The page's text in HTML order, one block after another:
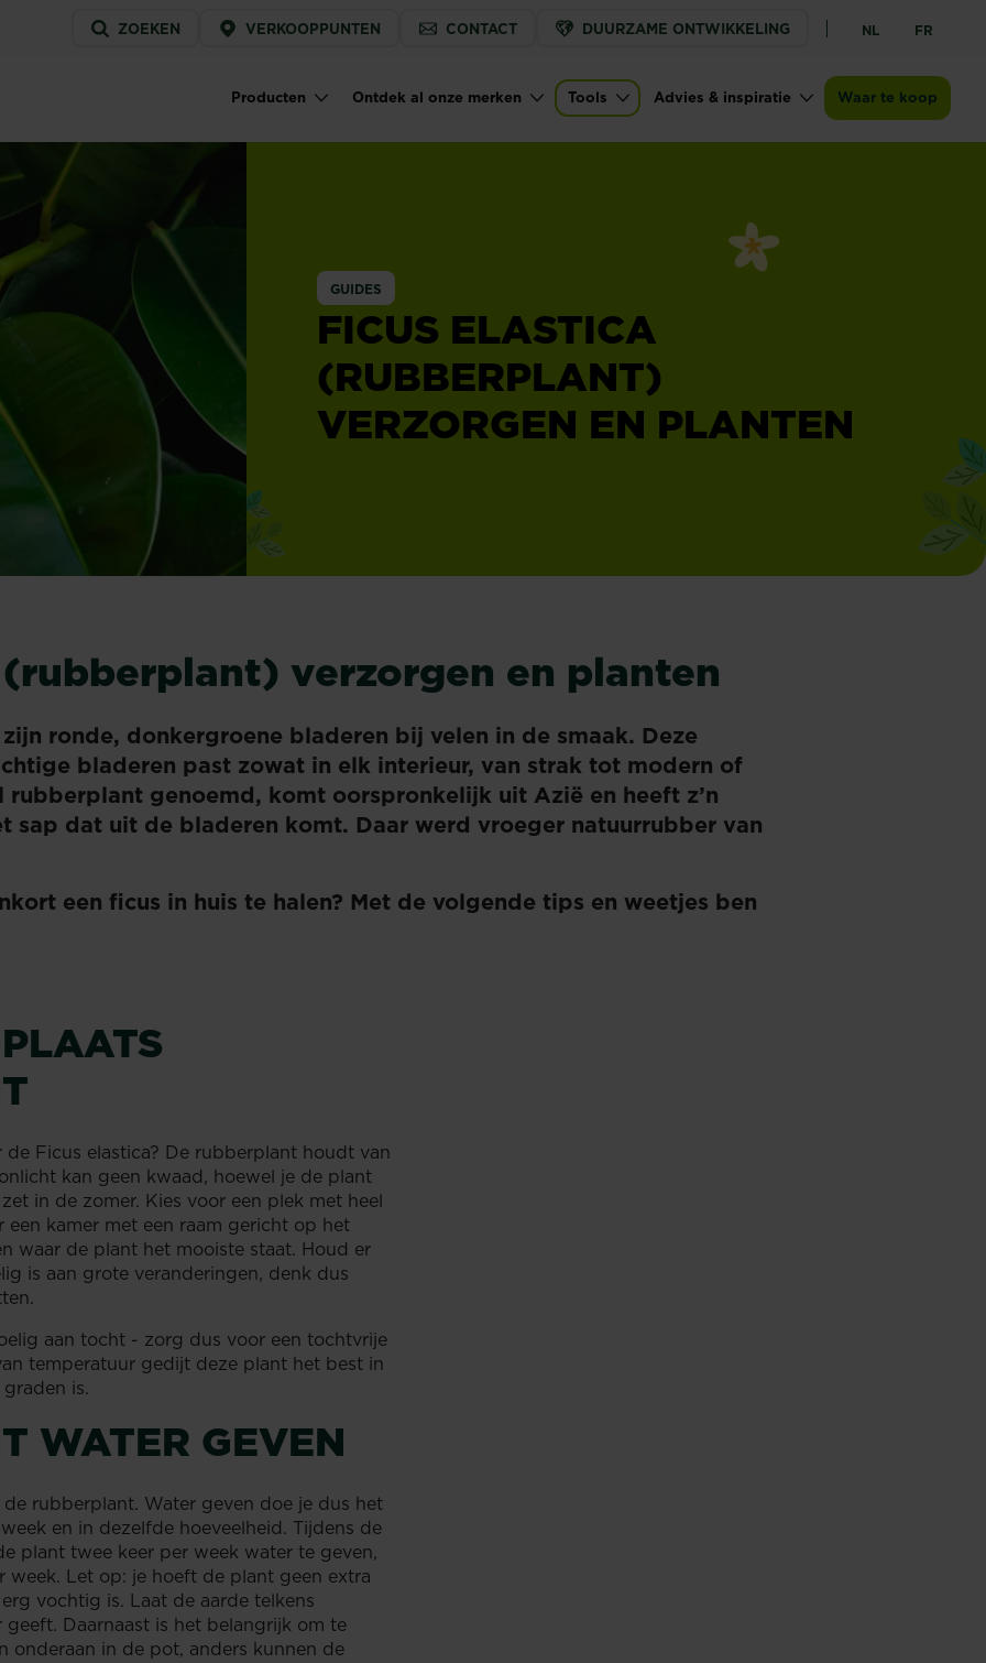
Service
menu
ZOEKEN VERKOOPPUNTEN CONTACT DUURZAME ONTWIKKELING NL FR
Main navigation
Producten Ontdek al onze merken Tools Advies & inspiratie Waar te koop
GUIDES
FICUS ELASTICA
(RUBBERPLANT)
VERZORGEN EN PLANTEN
verzorgen en planten
ronde, donkergroene bladeren bij velen in de smaak. Deze
bladeren past zowat in elk interieur, van strak tot modern of
genoemd, komt oorspronkelijk uit Azië en heeft z’n
sap dat uit de bladeren komt. Daar werd vroeger natuurrubber van
een ficus in huis te halen? Met de volgende tips en weetjes ben
Ficus elastica? De rubberplant houdt van
kan geen kwaad, hoewel je de plant
in de zomer. Kies voor een plek met heel
kamer met een raam gericht op het
waar de plant het mooiste staat. Houd er
is aan grote veranderingen, denk dus
aan tocht - zorg dus voor een tochtvrije
temperatuur gedijt deze plant het best in
is.
WATER GEVEN
rubberplant. Water geven doe je dus het
en in dezelfde hoeveelheid. Tijdens de
plant twee keer per week water te geven,
week. Let op: je hoeft de plant geen extra
vochtig is. Laat de aarde telkens
Daarnaast is het belangrijk om te
onderaan in de pot, anders kunnen de